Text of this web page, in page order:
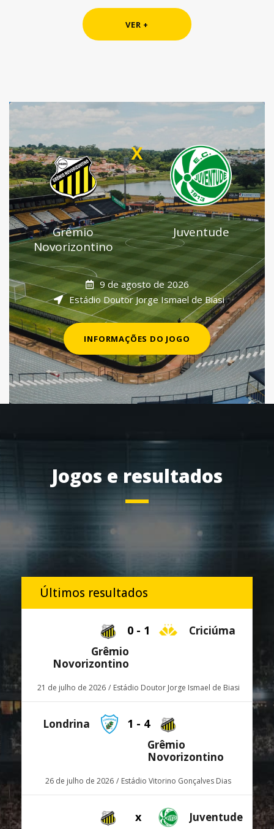
VER +
Grêmio
Novorizontino
x
Juventude
9 de agosto de 2026
Estádio Doutor Jorge Ismael de Biasi
INFORMAÇÕES DO JOGO
Jogos e resultados
Últimos resultados
Grêmio
Novorizontino
0- 1 Criciúma
21 de julho de 2026 Estádio Doutor Jorge Ismael de Biasi
Londrina 1 - 4
Grêmio
Novorizontino
26 de julho de 2026 Estádio Vitorino Gonçalves Dias
x Juventude